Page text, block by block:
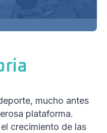
mucho antes
plataforma.
crecimiento de las